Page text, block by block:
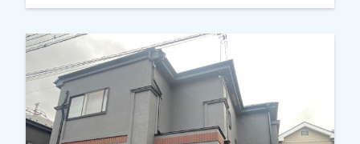
にありがとうございました。
地（コーキング）の劣化が気になっており、そろ
そろ外壁塗装を検討しなければと考えていたとの
ことでした。そこでまず現地調査を行い、外壁の
状態や目地の傷みなどを確認させていただき、外
壁塗装工事のお見積りをご提出いたしました。施
工内容や金額についてもご納得いただきました